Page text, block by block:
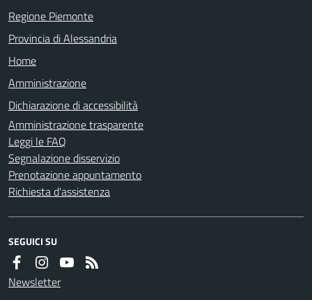
Regione Piemonte
Provincia di Alessandria
Home
Amministrazione
Dichiarazione di accessibilità
Amministrazione trasparente
Leggi le FAQ
Segnalazione disservizio
Prenotazione appuntamento
Richiesta d'assistenza
SEGUICI SU
Newsletter